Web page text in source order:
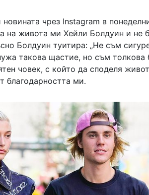
чрез Instagram в
на живота ми Хейли Болдуин и не
Болдуин туитира: „Не съм
такова щастие, но съм толкова
човек, с който да споделя
благодарността ми.